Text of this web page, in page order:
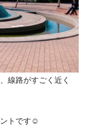
線路がすごく近く
トです☺